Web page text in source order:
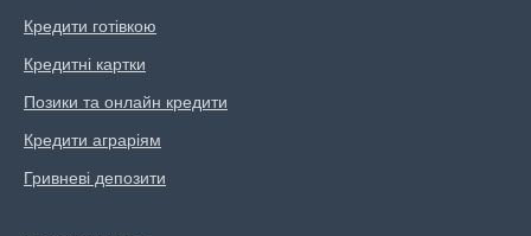
Кредити готівкою
Кредитні картки
Позики та онлайн кредити
Кредити аграріям
Гривневі депозити